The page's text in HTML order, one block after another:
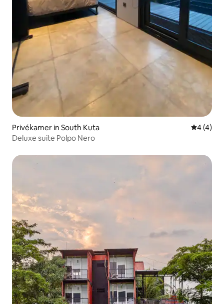
Privékamer in South Kuta
4 (4)
Deluxe suite Polpo Nero